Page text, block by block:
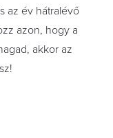
az év hátralévő
azon, hogy a
akkor az